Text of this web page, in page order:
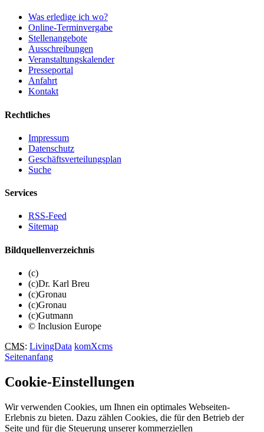
Was erledige ich wo?
Online-Terminvergabe
Stellenangebote
Ausschreibungen
Veranstaltungskalender
Presseportal
Anfahrt
Kontakt
Rechtliches
Impressum
Datenschutz
Geschäftsverteilungsplan
Suche
Services
RSS-Feed
Sitemap
Bildquellenverzeichnis
(c)
(c)Dr. Karl Breu
(c)Gronau
(c)Gronau
(c)Gutmann
© Inclusion Europe
CMS: LivingData komXcms
Seitenanfang
Cookie-Einstellungen
Wir verwenden Cookies, um Ihnen ein optimales Webseiten-
Erlebnis zu bieten. Dazu zählen Cookies, die für den Betrieb der
Seite und für die Steuerung unserer kommerziellen